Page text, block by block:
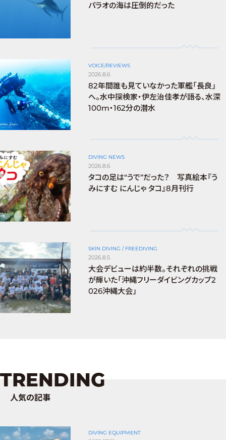
パラオの海は圧倒的だった
VOICE/REVIEWS
2026.8.6
82年間誰も見ていなかった軍艦「長良」
へ。水中探検家・伊左治佳孝が語る、水深
100m・162分の潜水
DIVING NEWS
2026.8.6
タコの足は“うで”だった？ 写真絵本『う
みにすむ にんじゃ タコ』8月刊行
SKIN DIVING / FREEDIVING
2026.8.5
大会デビューは約半数。それぞれの挑戦
が輝いた「沖縄フリーダイビングカップ2
026沖縄大会」
TRENDING
人気の記事
DIVING EQUIPMENT